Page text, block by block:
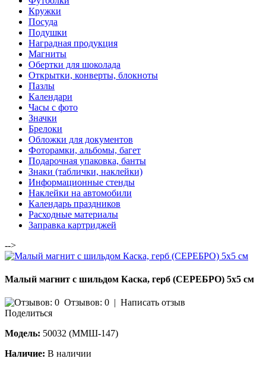
Кружки
Посуда
Подушки
Наградная продукция
Магниты
Обертки для шоколада
Открытки, конверты, блокноты
Пазлы
Календари
Часы с фото
Значки
Брелоки
Обложки для документов
Фоторамки, альбомы, багет
Подарочная упаковка, банты
Знаки (таблички, наклейки)
Информационные стенды
Наклейки на автомобили
Календарь праздников
Расходные материалы
Заправка картриджей
-->
Малый магнит с шильдом Каска, герб (СЕРЕБРО) 5х5 см
Отзывов: 0 | Написать отзыв
Поделиться
Модель: 50032 (ММШ-147)
Наличие: В наличии